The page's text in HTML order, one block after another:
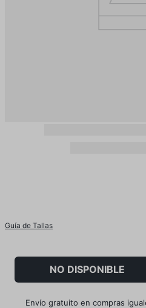
Guía de Tallas
NO DISPONIBLE
Envío gratuito en compras